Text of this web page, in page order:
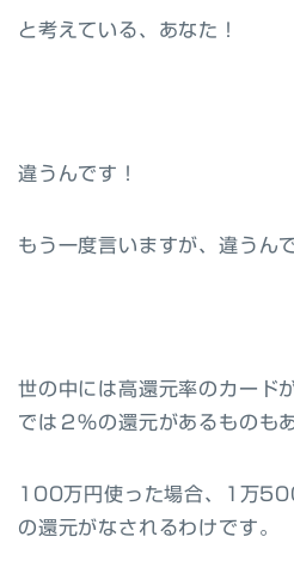
と考えている、あなた！
違うんです！
もう一度言いますが、違うん
世の中には高還元率のカード
では２％の還元があるものも
100万円使った場合、1万
の還元がなされるわけです。